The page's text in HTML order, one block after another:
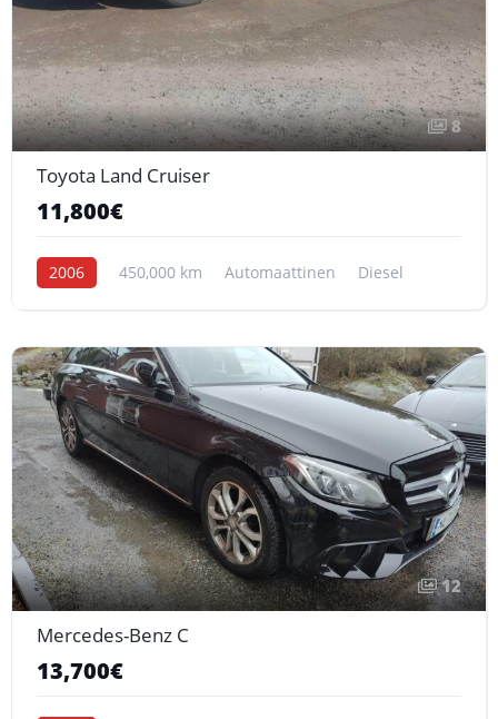
8
Toyota Land Cruiser
11,800€
2006 450,000 km Automaattinen Diesel
12
Mercedes-Benz C
13,700€